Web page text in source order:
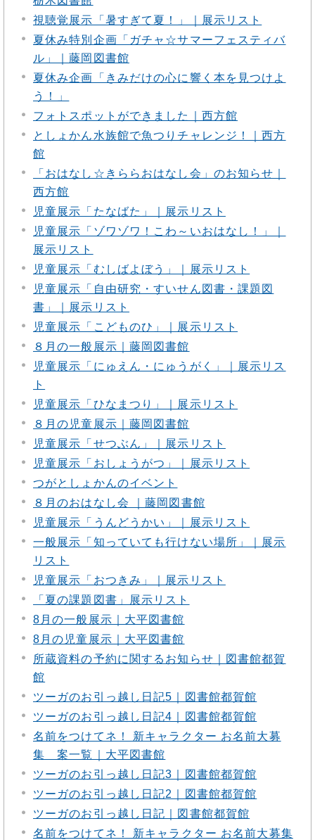
視聴覚展示「暑すぎて夏！」｜展示リスト
夏休み特別企画「ガチャ☆サマーフェスティバ
ル」｜藤岡図書館
夏休み企画「きみだけの心に響く本を見つけよ
う！」
フォトスポットができました｜西方館
としょかん水族館で魚つりチャレンジ！｜西方
館
「おはなし☆きららおはなし会」のお知らせ｜
西方館
児童展示「たなばた」｜展示リスト
児童展示「ゾワゾワ！こわ～いおはなし！」｜
展示リスト
児童展示「むしばよぼう」｜展示リスト
児童展示「自由研究・すいせん図書・課題図
書」｜展示リスト
児童展示「こどものひ」｜展示リスト
８月の一般展示｜藤岡図書館
児童展示「にゅえん・にゅうがく」｜展示リス
ト
児童展示「ひなまつり」｜展示リスト
８月の児童展示｜藤岡図書館
児童展示「せつぶん」｜展示リスト
児童展示「おしょうがつ」｜展示リスト
つがとしょかんのイベント
８月のおはなし会 ｜藤岡図書館
児童展示「うんどうかい」｜展示リスト
一般展示「知っていても行けない場所」｜展示
リスト
児童展示「おつきみ」｜展示リスト
「夏の課題図書」展示リスト
8月の一般展示｜大平図書館
8月の児童展示｜大平図書館
所蔵資料の予約に関するお知らせ｜図書館都賀
館
ツーガのお引っ越し日記5｜図書館都賀館
ツーガのお引っ越し日記4｜図書館都賀館
名前をつけてネ！ 新キャラクター お名前大募
集 案一覧｜大平図書館
ツーガのお引っ越し日記3｜図書館都賀館
ツーガのお引っ越し日記2｜図書館都賀館
ツーガのお引っ越し日記｜図書館都賀館
名前をつけてネ！ 新キャラクター お名前大募集